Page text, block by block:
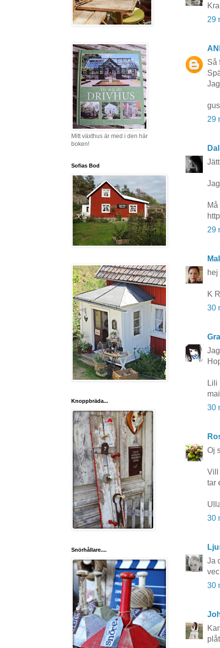
29
Så
29
29
hej
K
30
Lili
30
Oj
Vill
tar
30
Ja
30
Mitt växthus är med i den här
boken!
Sofias Bod
Knoppbräda...
Snörhållare....